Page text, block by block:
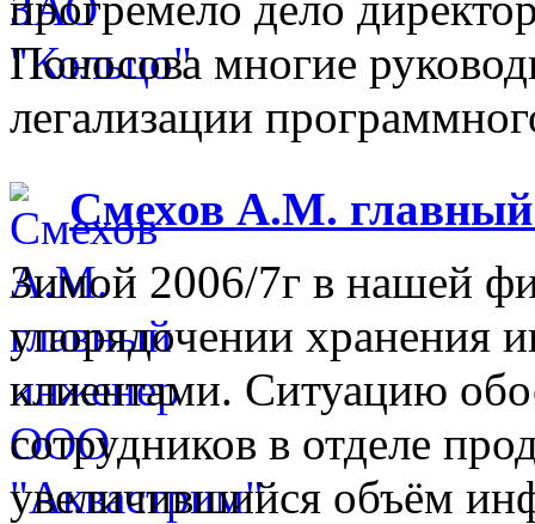
Поносова многие
легализации
Смехов А.М.
Зимой 2006/7г в нашей
упорядочении хранения
клиентами. Ситуацию
сотрудников в отделе
увеличившийся объём